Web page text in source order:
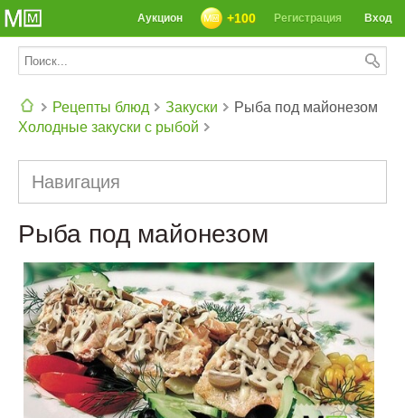
Вход
Регистрация
+100
Аукцион
Рецепты блюд
Закуски
Холодные закуски с рыбой
Рыба под майонезом
Навигация
Рыба под майонезом